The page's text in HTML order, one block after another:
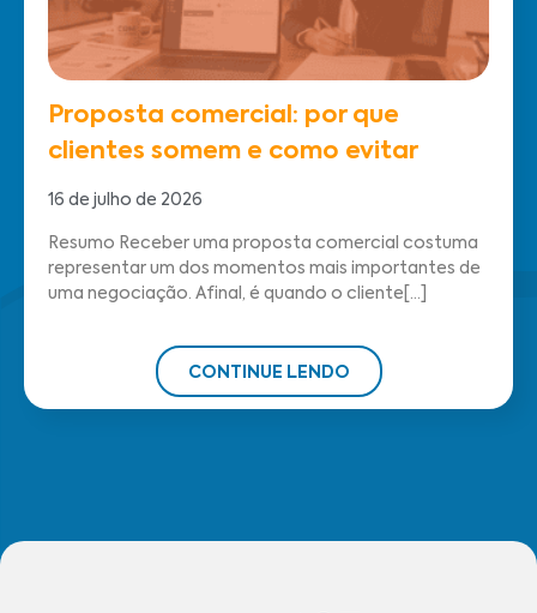
Proposta comercial: por que
clientes somem e como evitar
16 de julho de 2026
Resumo Receber uma proposta comercial costuma
representar um dos momentos mais importantes de
uma negociação. Afinal, é quando o cliente[...]
CONTINUE LENDO